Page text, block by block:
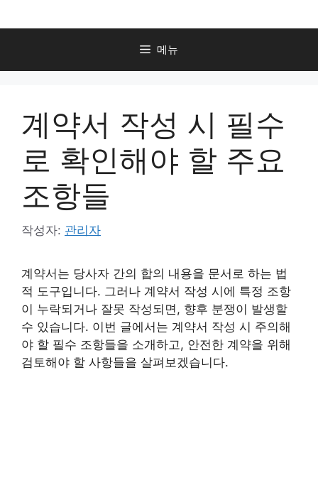
텐
메뉴
계약서 작성 시 필수
로 확인해야 할 주요
조항들
작성자: 관리자
계약서는 당사자 간의 합의 내용을 문서로 하는 법
적 도구입니다. 그러나 계약서 작성 시에 특정 조항
이 누락되거나 잘못 작성되면, 향후 분쟁이 발생할
수 있습니다. 이번 글에서는 계약서 작성 시 주의해
야 할 필수 조항들을 소개하고, 안전한 계약을 위해
검토해야 할 사항들을 살펴보겠습니다.